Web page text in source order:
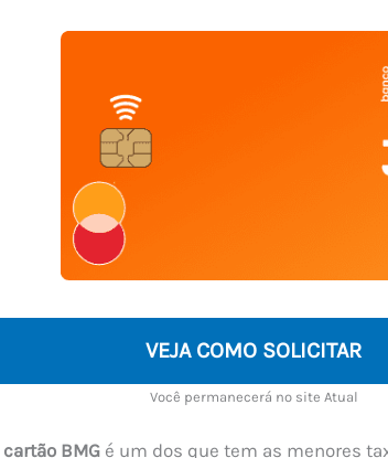
VEJA COMO SOLICITAR
Você permanecerá no site Atual
cartão BMG é um dos que tem as menores